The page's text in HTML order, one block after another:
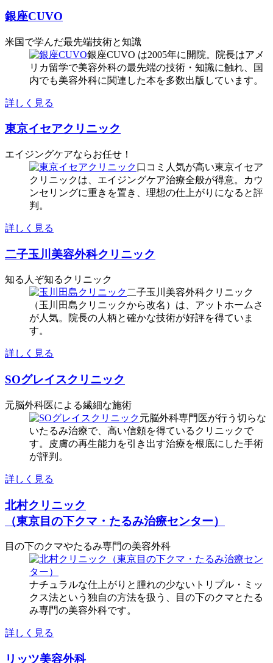
銀座CUVO
米国で学んだ最先端技術と知識
銀座CUVO は2005年に開院。院長はアメ
リカ留学で美容外科の最先端の技術・知識に触れ、国
内でも美容外科に関連した本を多数出版しています。
詳しく見る
東京イセアクリニック
エイジングケアならお任せ！
口コミ人気が高い東京イセア
クリニックは、エイジングケア治療全般が得意。カウ
ンセリングに重きを置き、理想の仕上がりになると評
判。
詳しく見る
二子玉川美容外科クリニック
知る人ぞ知るクリニック
二子玉川美容外科クリニック
（玉川田島クリニックから改名）は、アットホームさ
が人気。院長の人柄と確かな技術が好評を得ていま
す。
詳しく見る
SOグレイスクリニック
元脳外科医による繊細な施術
元脳外科専門医が行う切らな
いたるみ治療で、高い信頼を得ているクリニックで
す。皮膚の再生能力を引き出す治療を根底にした手術
が評判。
詳しく見る
北村クリニック
（東京目の下クマ・たるみ治療センター）
目の下のクマやたるみ専門の美容外科
ナチュラルな仕上がりと腫れの少ないトリプル・ミッ
クス法という独自の方法を扱う、目の下のクマとたる
み専門の美容外科です。
詳しく見る
リッツ美容外科